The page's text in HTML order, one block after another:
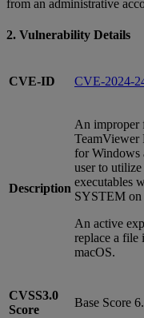
from an administrative
2. Vulnerability Details
CVE-ID CVE-2024-
Description
An improper
TeamViewer
for Windows
user to
executables
SYSTEM on
An active
replace a file
macOS.
CVSS3.0
Score
Base Score